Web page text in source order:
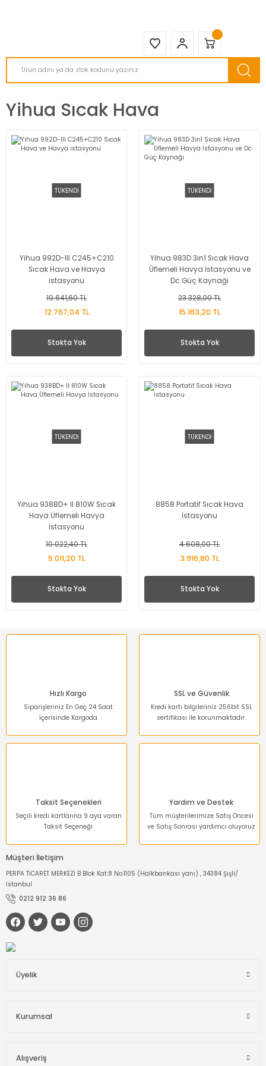
Yihua Sıcak Hava
TÜKENDİ
Yihua 992D-III C245+C210
Sıcak Hava ve Havya
istasyonu
19.641,60 TL
12.767,04 TL
Stokta Yok
TÜKENDİ
Yihua 983D 3in1 Sıcak Hava
Üflemeli Havya İstasyonu ve
Dc Güç Kaynağı
23.328,00 TL
15.163,20 TL
Stokta Yok
TÜKENDİ
Yihua 938BD+ II 810W Sıcak
Hava Üflemeli Havya
İstasyonu
10.022,40 TL
5.011,20 TL
Stokta Yok
TÜKENDİ
8858 Portatif Sıcak Hava
İstasyonu
4.608,00 TL
3.916,80 TL
Stokta Yok
Hızlı Kargo
Siparişleriniz En Geç 24 Saat
İçerisinde Kargoda
SSL ve Güvenlik
Kredi kartı bilgileriniz 256bit SSL
sertifikası ile korunmaktadır.
Taksit Seçenekleri
Seçili kredi kartlarına 9 aya varan
Taksit Seçeneği
Yardım ve Destek
Tüm müşterilerimize Satış Öncesi
ve Satış Sonrası yardımcı oluyoruz
Müşteri İletişim
PERPA TİCARET MERKEZİ B Blok Kat:8 No:1105 (Halkbankası yanı) , 34384 Şişli/
İstanbul
0212 912 36 86
Üyelik
Kurumsal
Alışveriş